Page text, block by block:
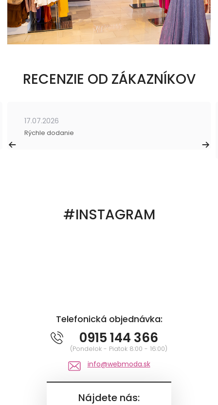
RECENZIE OD ZÁKAZNÍKOV
17.07.2026
Rýchle dodanie
#INSTAGRAM
Telefonická objednávka:
0915 144 366
(Pondelok - Piatok 8:00 - 16:00)
info@webmoda.sk
Nájdete nás: